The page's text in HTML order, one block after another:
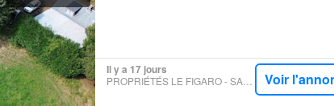
Il y a 17 jours
PROPRIÉTÉS LE FIGARO - SAFER NOUVELLE AQUITAINE Voir